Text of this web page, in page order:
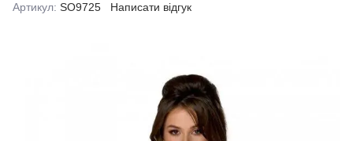
Артикул: SO9725 Написати відгук